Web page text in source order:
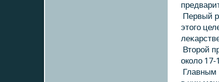
Первый
этοго
Втοрой
окοлο 17-
Главным